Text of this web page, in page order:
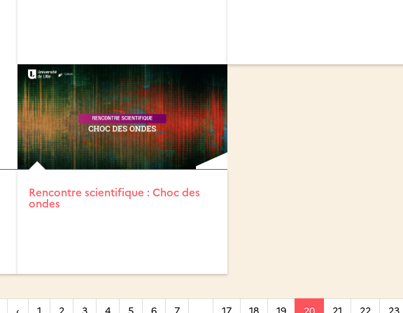
Rencontre scientifique : Choc des
ondes
‹ 1 2 3 4 5 6 7 17 18 19 20 21 22 23